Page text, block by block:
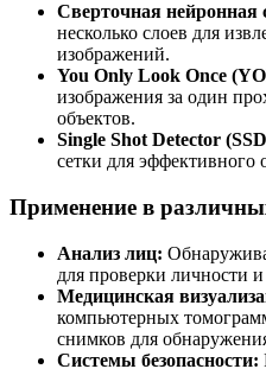
Сверточная нейронная
несколько слоев для
изображений.
You Only Look Once
изображения за один
объектов.
Single Shot Detector
сетки для эффективного
Применение в
Анализ лиц:
для проверки личности
Медицинская
компьютерных
снимков для
Системы безопасности: